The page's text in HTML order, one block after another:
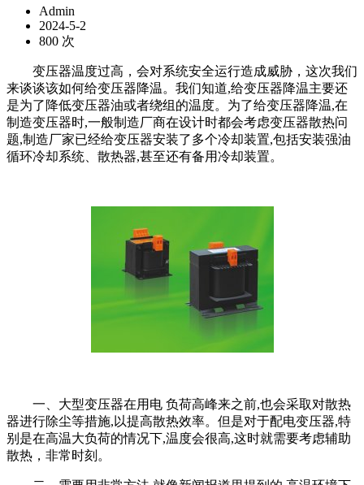
Admin
2024-5-2
800 次
变压器温度过高，会对系统安全运行造成威胁，这次我们
来谈谈该如何给变压器降温。我们知道,给变压器降温主要还
是为了降低变压器油或者绕组的温度。为了给变压器降温,在
制造变压器时,一般制造厂商在设计时都会考虑变压器散热问
题,制造厂家已经给变压器安装了多个冷却装置,包括安装强油
循环冷却系统、散热器,甚至还有备用冷却装置。
一、大型变压器在用电 负荷高峰来之前,也会采取对散热
器进行除尘等措施,以提高散热效率。但是对于配电变压器,特
别是在高温大负荷的情况下,温度会很高,这时就需要考虑辅助
散热，非常时刻。